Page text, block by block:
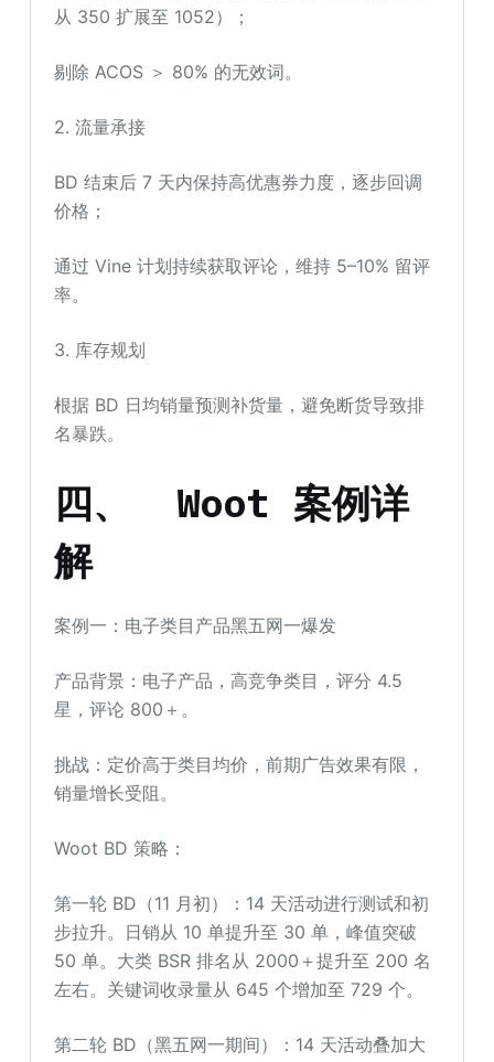
从 350 扩展至 1052）；
剔除 ACOS ＞ 80% 的无效词。
2. 流量承接
BD 结束后 7 天内保持高优惠券力度，逐步回调
价格；
通过 Vine 计划持续获取评论，维持 5–10% 留评
率。
3. 库存规划
根据 BD 日均销量预测补货量，避免断货导致排
名暴跌。
四、Woot 案例详
解
案例一：电子类目产品黑五网一爆发
产品背景：电子产品，高竞争类目，评分 4.5
星，评论 800＋。
挑战：定价高于类目均价，前期广告效果有限，
销量增长受阻。
Woot BD 策略：
第一轮 BD（11 月初）：14 天活动进行测试和初
步拉升。日销从 10 单提升至 30 单，峰值突破
50 单。大类 BSR 排名从 2000＋提升至 200 名
左右。关键词收录量从 645 个增加至 729 个。
第二轮 BD（黑五网一期间）：14 天活动叠加大